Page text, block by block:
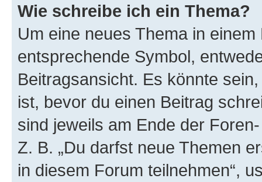
Wie schreibe ich ein Thema?
Um eine neues Thema in
entsprechende Symbol,
Beitragsansicht. Es könnte
ist, bevor du einen Beitrag
sind jeweils am Ende der
Z. B. „Du darfst neue Themen
in diesem Forum teilnehmen“,